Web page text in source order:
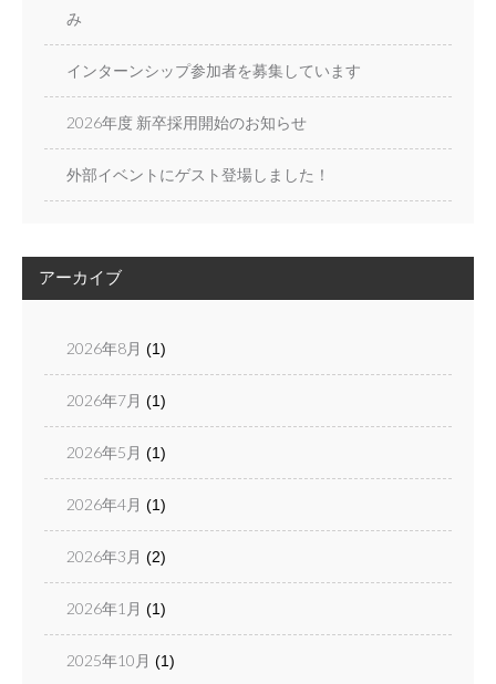
み
インターンシップ参加者を募集しています
2026年度 新卒採用開始のお知らせ
外部イベントにゲスト登場しました！
アーカイブ
2026年8月 (1)
2026年7月 (1)
2026年5月 (1)
2026年4月 (1)
2026年3月 (2)
2026年1月 (1)
2025年10月 (1)